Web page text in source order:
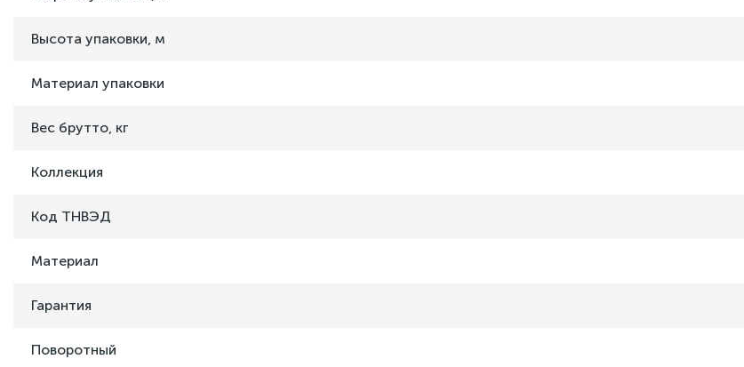
Высота упаковки, м
Материал упаковки
Вес брутто, кг
Коллекция
Код ТНВЭД
Материал
Гарантия
Поворотный